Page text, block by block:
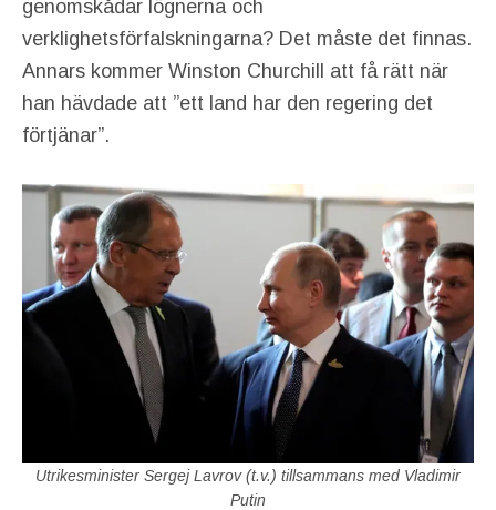
genomskådar lögnerna och
verklighetsförfalskningarna? Det måste det finnas.
Annars kommer Winston Churchill att få rätt när
han hävdade att ”ett land har den regering det
förtjänar”.
Utrikesminister Sergej Lavrov (t.v.) tillsammans med Vladimir
Putin